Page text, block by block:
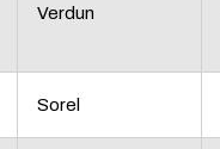
Verdun
Sorel